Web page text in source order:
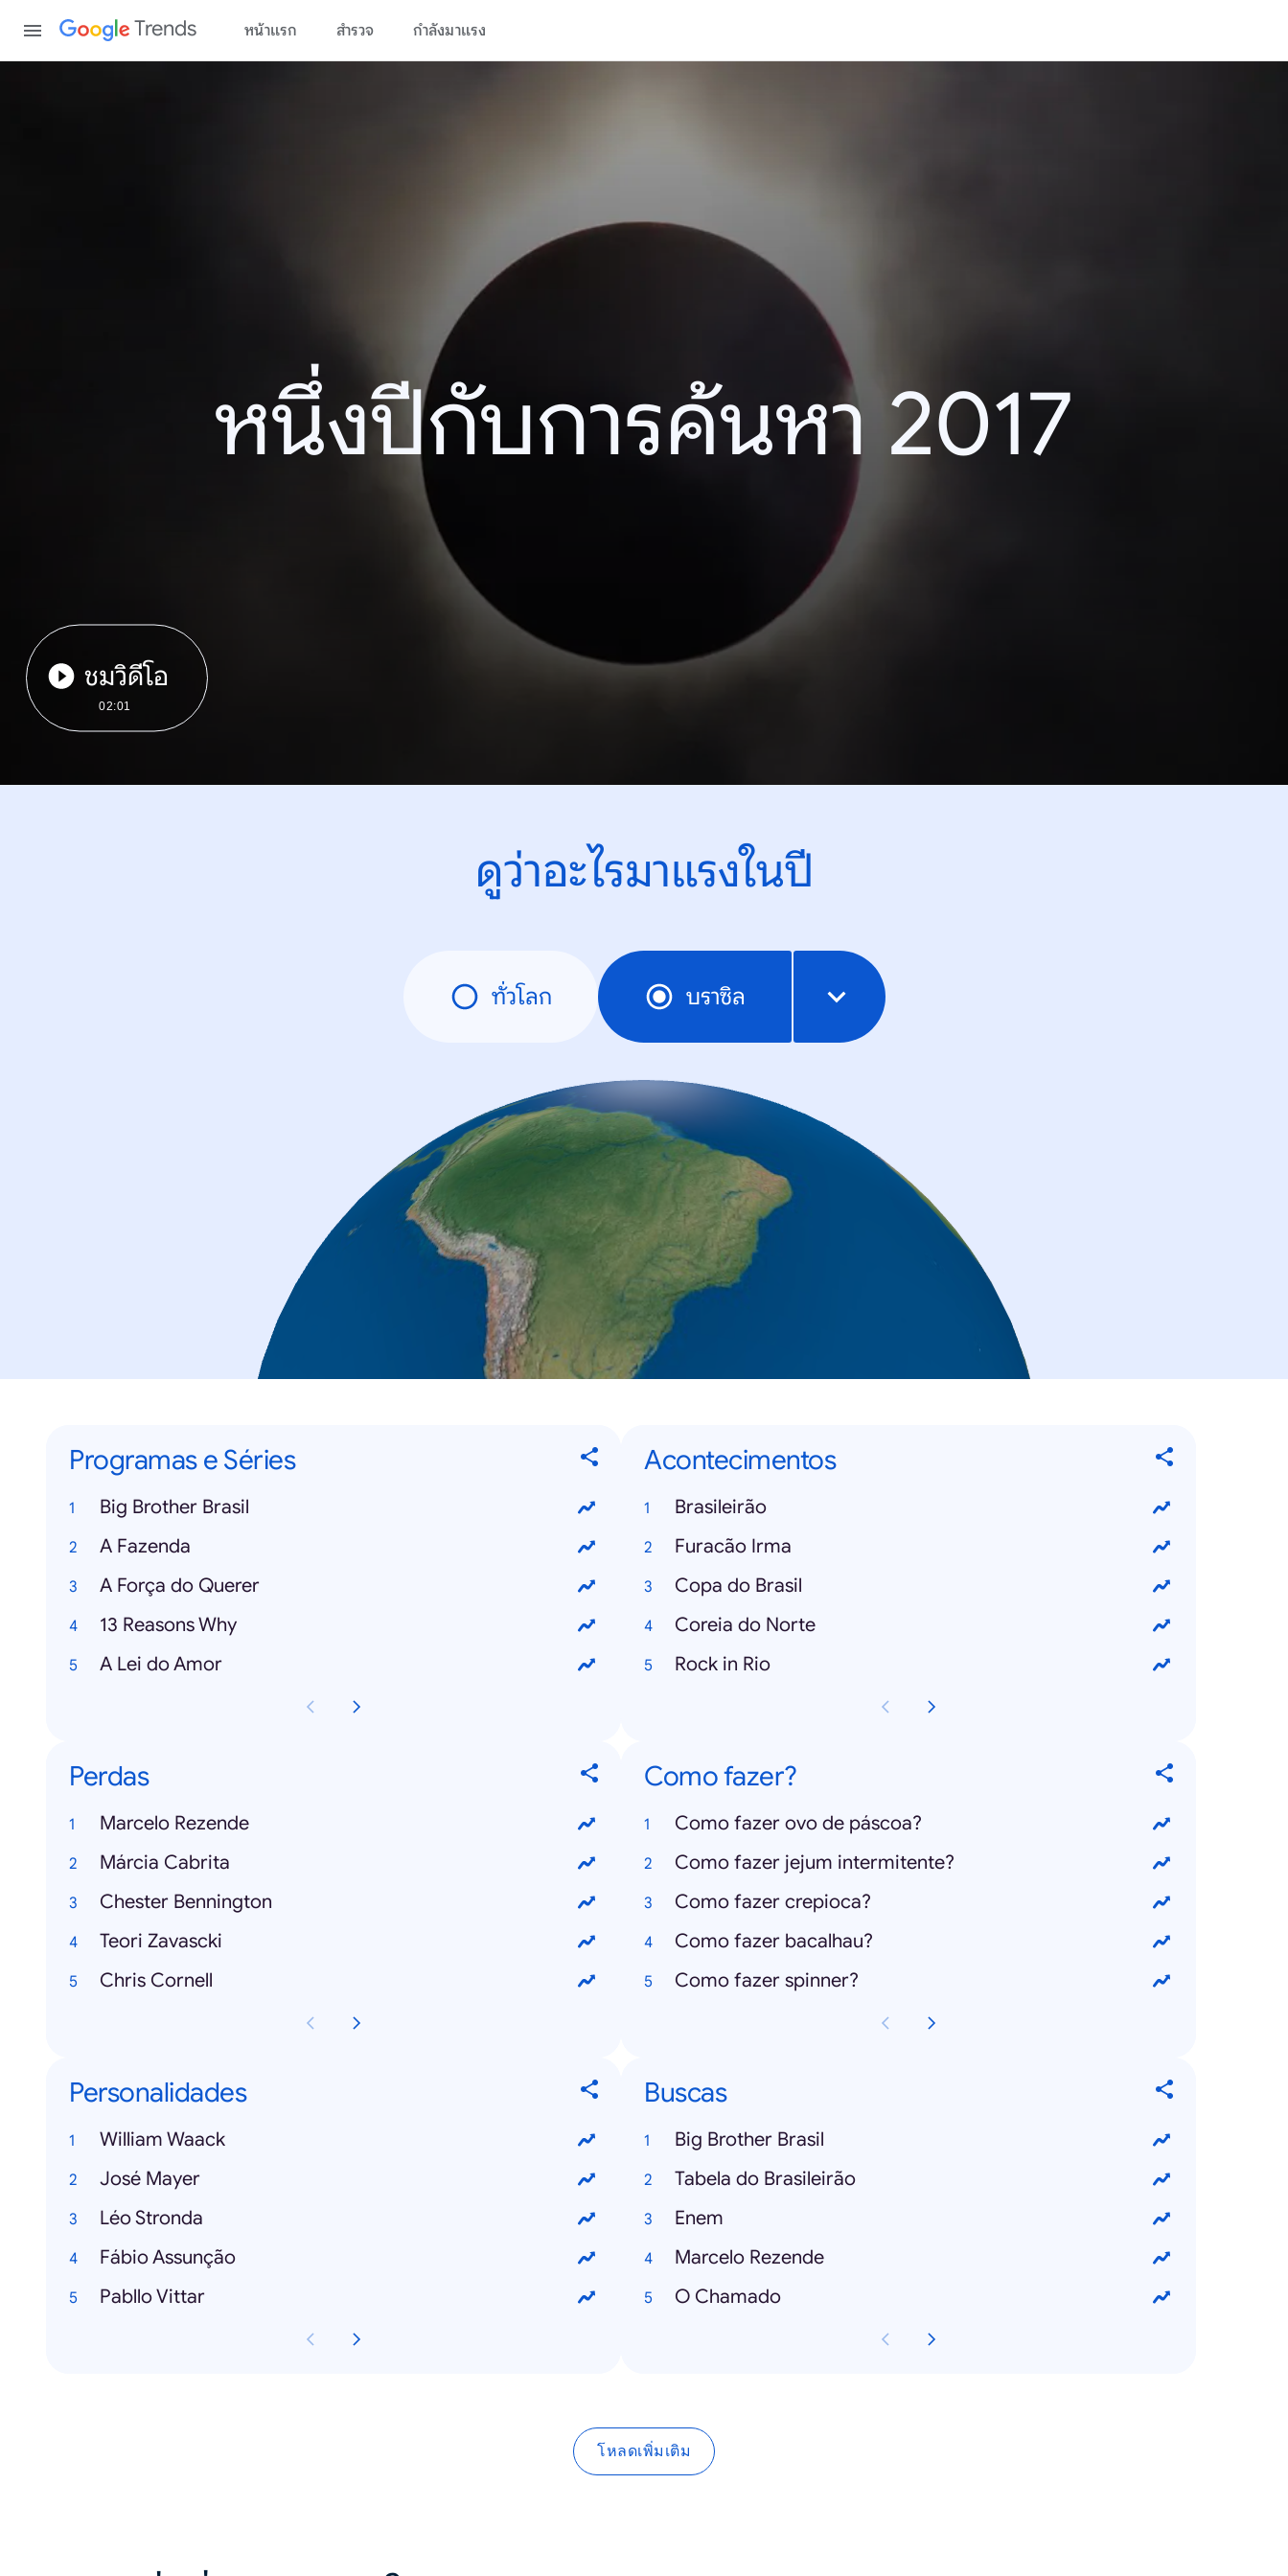
Trends หน้าแรก สำรวจ กำลังมาแรง
หนึ่งปีกับการค้นหา 2017
ชมวิดีโอ
02:01
ดูว่าอะไรมาแรงในปี
ทั่วโลก บราซิล
Programas e Séries
Big Brother Brasil
A Fazenda
A Força do Querer
13 Reasons Why
A Lei do Amor
Acontecimentos
Brasileirão
Furacão Irma
Copa do Brasil
Coreia do Norte
Rock in Rio
Perdas
Marcelo Rezende
Márcia Cabrita
Chester Bennington
Teori Zavascki
Chris Cornell
Como fazer?
Como fazer ovo de páscoa?
Como fazer jejum intermitente?
Como fazer crepioca?
Como fazer bacalhau?
Como fazer spinner?
Personalidades
William Waack
José Mayer
Léo Stronda
Fábio Assunção
Pabllo Vittar
Buscas
Big Brother Brasil
Tabela do Brasileirão
Enem
Marcelo Rezende
O Chamado
โหลดเพิ่มเติม